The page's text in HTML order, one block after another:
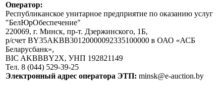
Оператор:
Республиканское унитарное предприятие по оказанию услуг
"БелЮрОбеспечение"
220069, г. Минск, пр-т. Дзержинского, 1Б,
р/счет BY35AKBB30120000092335100000 в ОАО «АСБ
Беларусбанк»,
BIC AKBBBY2X, УНП 192821149
Тел. 8 (044) 529-39-25
Электронный адрес оператора ЭТП: minsk@e-auction.by